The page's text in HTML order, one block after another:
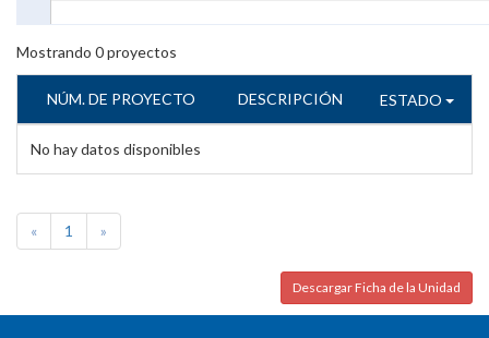
Mostrando 0proyectos
NÚM. DE PROYECTO DESCRIPCIÓN ESTADO
No hay datos disponibles
« 1 »
Descargar Ficha de la Unidad